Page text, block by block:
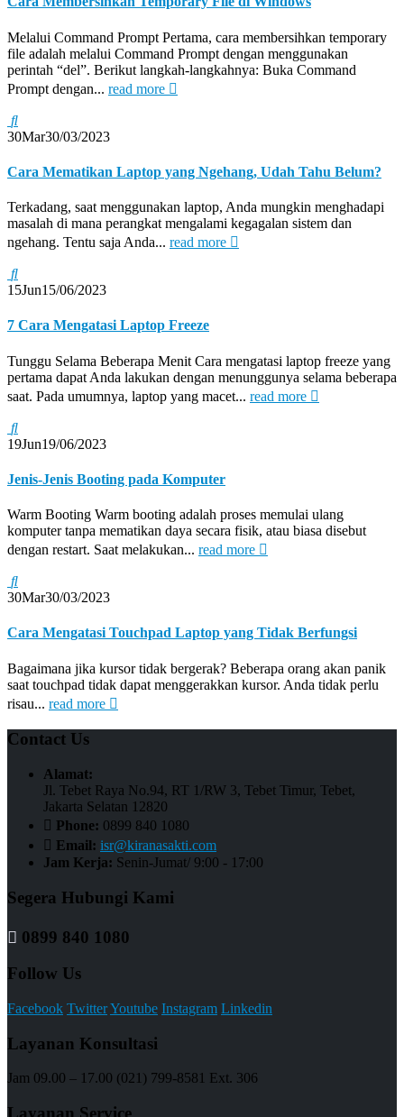
Melalui Command Prompt Pertama, cara membersihkan temporary
file adalah melalui Command Prompt dengan menggunakan
perintah “del”. Berikut langkah-langkahnya: Buka Command
Prompt dengan... read more
30Mar30/03/2023
Cara Mematikan Laptop yang Ngehang, Udah Tahu Belum?
Terkadang, saat menggunakan laptop, Anda mungkin menghadapi
masalah di mana perangkat mengalami kegagalan sistem dan
ngehang. Tentu saja Anda... read more
15Jun15/06/2023
7 Cara Mengatasi Laptop Freeze
Tunggu Selama Beberapa Menit Cara mengatasi laptop freeze yang
pertama dapat Anda lakukan dengan menunggunya selama beberapa
saat. Pada umumnya, laptop yang macet... read more
19Jun19/06/2023
Jenis-Jenis Booting pada Komputer
Warm Booting Warm booting adalah proses memulai ulang
komputer tanpa mematikan daya secara fisik, atau biasa disebut
dengan restart. Saat melakukan... read more
30Mar30/03/2023
Cara Mengatasi Touchpad Laptop yang Tidak Berfungsi
Bagaimana jika kursor tidak bergerak? Beberapa orang akan panik
saat touchpad tidak dapat menggerakkan kursor. Anda tidak perlu
risau... read more
Contact Us
Alamat:
Jl. Tebet Raya No.94, RT 1/RW 3, Tebet Timur, Tebet,
Jakarta Selatan 12820
Phone: 0899 840 1080
Email: isr@kiranasakti.com
Jam Kerja: Senin-Jumat/ 9:00 - 17:00
Segera Hubungi Kami
0899 840 1080
Follow Us
Facebook TwitterYoutube Instagram Linkedin
Layanan Konsultasi
Jam 09.00 – 17.00 (021) 799-8581 Ext. 306
Layanan Service